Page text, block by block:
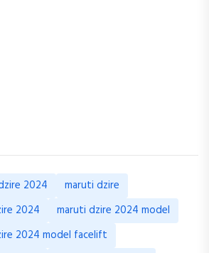
2024
maruti dzire
2024
maruti dzire 2024 model
2024 model facelift